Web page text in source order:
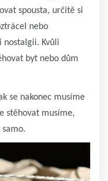
spousta, určitě si
nebo
nostalgii. Kvůli
byt nebo dům
se nakonec musíme
stěhovat musíme,